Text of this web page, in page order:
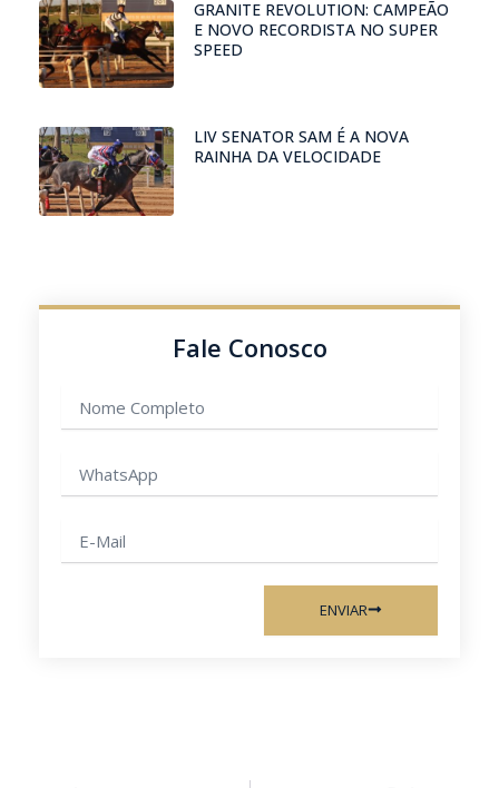
GRANITE REVOLUTION: CAMPEÃO
E NOVO RECORDISTA NO SUPER
SPEED
LIV SENATOR SAM É A NOVA
RAINHA DA VELOCIDADE
Fale Conosco
completo
mail
ENVIAR